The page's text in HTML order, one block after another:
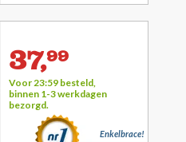
Enkelbrace!
37,99
Voor 23:59 besteld,
binnen 1-3 werkdagen
bezorgd.